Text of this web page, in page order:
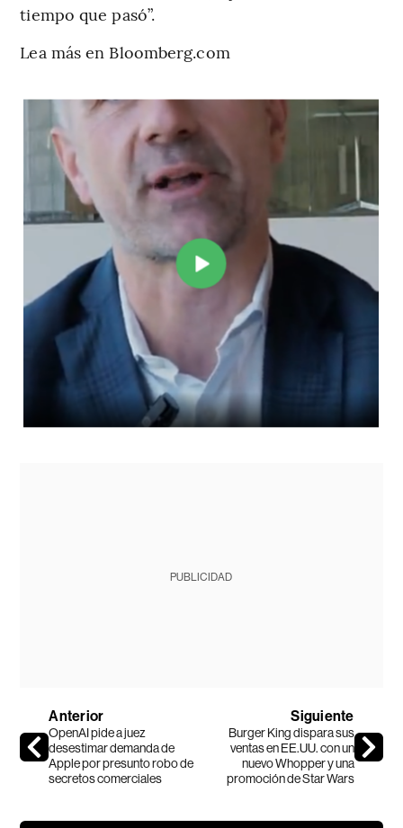
tiempo que pasó”.
Lea más en Bloomberg.com
PUBLICIDAD
Anterior
OpenAI pide a juez
desestimar demanda de
Apple por presunto robo de
secretos comerciales
Siguiente
Burger King dispara sus
ventas en EE.UU. con un
nuevo Whopper y una
promoción de Star Wars